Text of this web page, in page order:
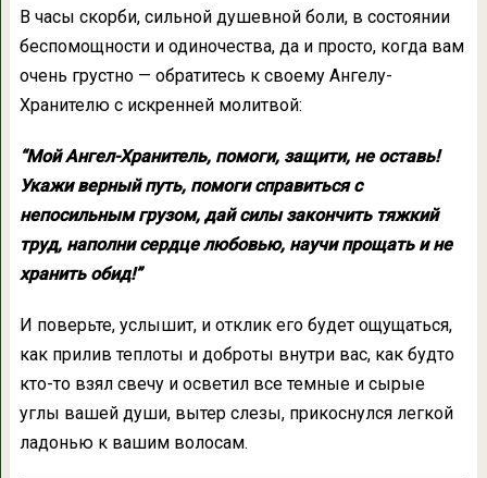
В часы скорби, сильной душевной боли, в состоянии
беспомощности и одиночества, да и просто, когда вам
очень грустно — обратитесь к своему Ангелу-
Хранителю с искренней молитвой:
“Мой Ангел-Хранитель, помоги, защити, не оставь!
Укажи верный путь, помоги справиться с
непосильным грузом, дай силы закончить тяжкий
труд, наполни сердце любовью, научи прощать и не
хранить обид!”
И поверьте, услышит, и отклик его будет ощущаться,
как прилив теплоты и доброты внутри вас, как будто
кто-то взял свечу и осветил все темные и сырые
углы вашей души, вытер слезы, прикоснулся легкой
ладонью к вашим волосам.